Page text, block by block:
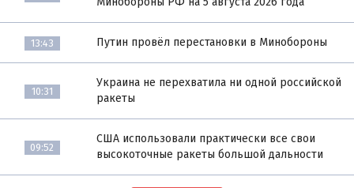
13:43 Путин провёл перестановки в Минобороны
10:31
Украина не перехватила ни одной российской
ракеты
09:52
США использовали практически все свои
высокоточные ракеты большой дальности